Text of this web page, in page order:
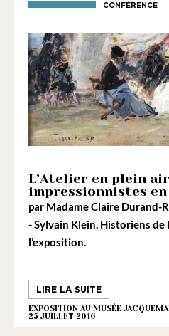
CONFÉRENCE
L’Atelier en plein
impressionnistes en
par Madame Claire Durand-
- Sylvain Klein, Historiens de
l’exposition.
LIRE LA SUITE
EXPOSITION AU MUSÉE
25 JUILLET 2016